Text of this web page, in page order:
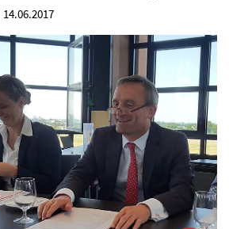
14.06.2017